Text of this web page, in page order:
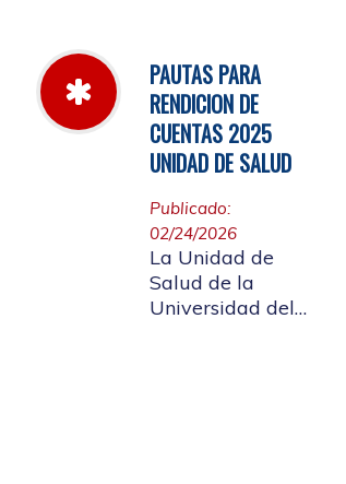
universitaria y a la
comunidad en
general, las
pautas para la
rendición de
2025.
PAUTAS PARA
RENDICION DE
CUENTAS 2025
UNIDAD DE SALUD
Publicado:
02/24/2026
La Unidad de
Salud de la
Universidad del